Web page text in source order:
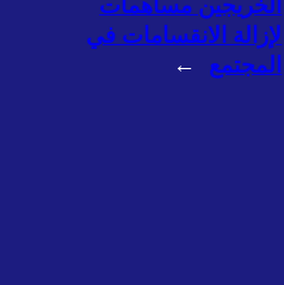
لإزالة الانقسامات في
المجتمع →